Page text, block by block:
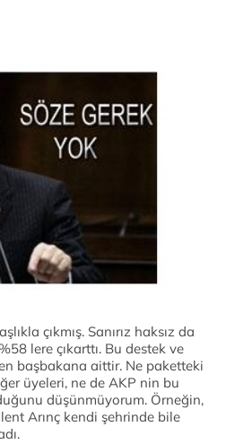
çıkmış. Sanırız haksız da
lere çıkarttı. Bu destek ve
başbakana aittir. Ne paketteki
üyeleri, ne de AKP nin bu
düşünmüyorum. Örneğin,
Arınç kendi şehrinde bile